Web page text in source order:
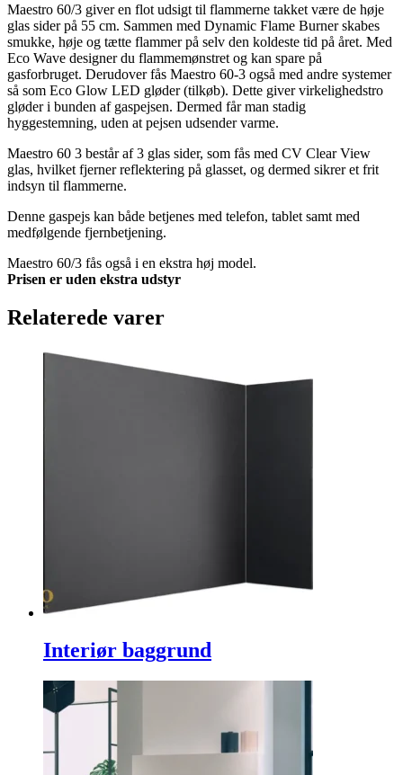
Maestro 60/3 giver en flot udsigt til flammerne takket være de høje
glas sider på 55 cm. Sammen med Dynamic Flame Burner skabes
smukke, høje og tætte flammer på selv den koldeste tid på året. Med
Eco Wave designer du flammemønstret og kan spare på
gasforbruget. Derudover fås Maestro 60-3 også med andre systemer
så som Eco Glow LED gløder (tilkøb). Dette giver virkelighedstro
gløder i bunden af gaspejsen. Dermed får man stadig
hyggestemning, uden at pejsen udsender varme.
Maestro 60 3 består af 3 glas sider, som fås med CV Clear View
glas, hvilket fjerner reflektering på glasset, og dermed sikrer et frit
indsyn til flammerne.
Denne gaspejs kan både betjenes med telefon, tablet samt med
medfølgende fjernbetjening.
Maestro 60/3 fås også i en ekstra høj model.
Prisen er uden ekstra udstyr
Relaterede varer
Interiør baggrund